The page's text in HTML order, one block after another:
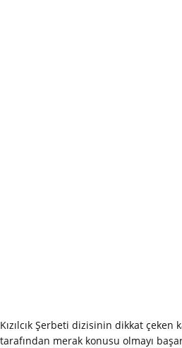
Kızılcık Şerbeti dizisinin dikkat
tarafından merak konusu olmayı